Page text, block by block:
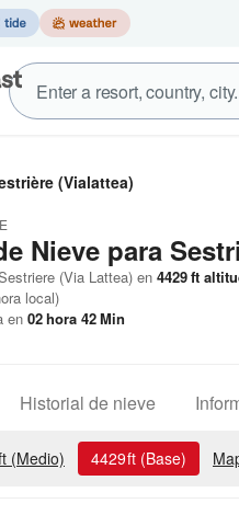
(Vialattea)
Nieve para
(Via Lattea) en 4429ft
local)
en 02hora 42Min
Historial de nieve
(Medio) 4429ft (Base)